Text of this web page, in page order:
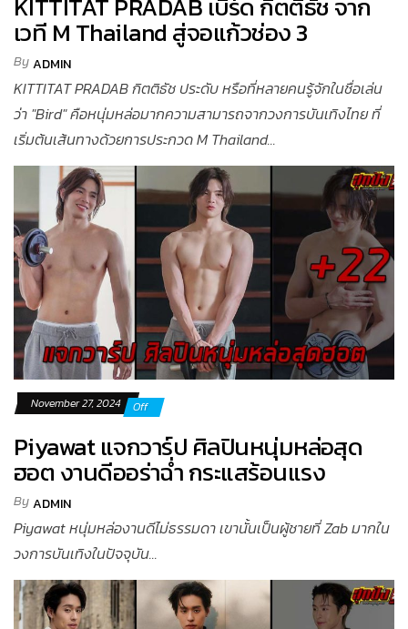
เวที M Thailand สู่จอแก้วช่อง 3
ByADMIN
KITTITAT PRADAB กิตติธัช ประดับ หรือที่หลายคนรู้จักในชื่อเล่น
ว่า "Bird" คือหนุ่มหล่อมากความสามารถจากวงการบันเทิงไทย ที่
เริ่มต้นเส้นทางด้วยการประกวด M Thailand...
November 27, 2024 Off
Piyawat แจกวาร์ป ศิลปินหนุ่มหล่อสุด
ฮอต งานดีออร่าฉ่ำ กระแสร้อนแรง
ByADMIN
Piyawat หนุ่มหล่องานดีไม่ธรรมดา เขานั้นเป็นผู้ชายที่ Zab มากใน
วงการบันเทิงในปัจจุบัน...